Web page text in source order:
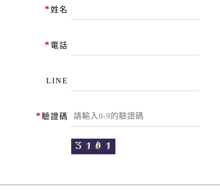
*姓名
* 電話
LINE
* 驗證碼